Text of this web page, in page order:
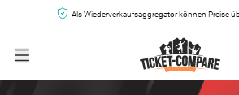
Als Wiederverkaufsaggregator können Preise